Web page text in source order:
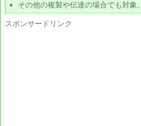
その他の複製や伝達の場合でも対象。
スポンサードリンク